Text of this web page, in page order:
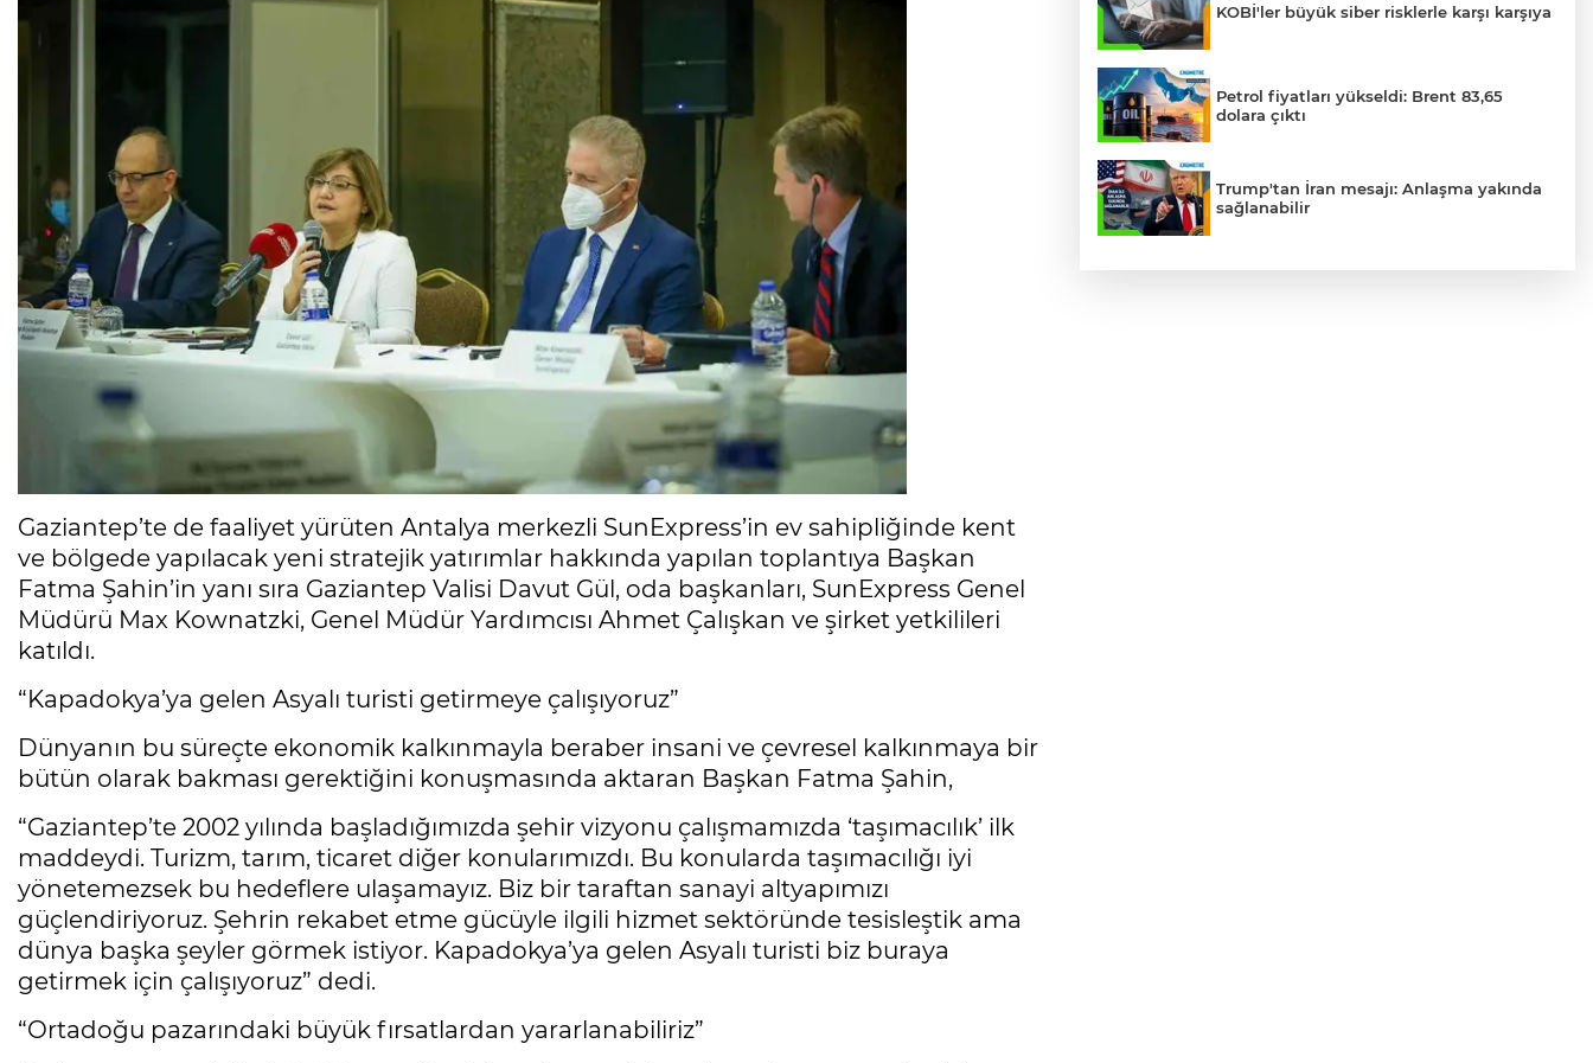
Gaziantep’te de faaliyet yürüten Antalya merkezli SunExpress’in ev sahipliğinde kent
ve bölgede yapılacak yeni stratejik yatırımlar hakkında yapılan toplantıya Başkan
Fatma Şahin’in yanı sıra Gaziantep Valisi Davut Gül, oda başkanları, SunExpress Genel
Müdürü Max Kownatzki, Genel Müdür Yardımcısı Ahmet Çalışkan ve şirket yetkilileri
katıldı.
“Kapadokya’ya gelen Asyalı turisti getirmeye çalışıyoruz”
Dünyanın bu süreçte ekonomik kalkınmayla beraber insani ve çevresel kalkınmaya bir
bütün olarak bakması gerektiğini konuşmasında aktaran Başkan Fatma Şahin,
“Gaziantep’te 2002 yılında başladığımızda şehir vizyonu çalışmamızda ‘taşımacılık’ ilk
maddeydi. Turizm, tarım, ticaret diğer konularımızdı. Bu konularda taşımacılığı iyi
yönetemezsek bu hedeflere ulaşamayız. Biz bir taraftan sanayi altyapımızı
güçlendiriyoruz. Şehrin rekabet etme gücüyle ilgili hizmet sektöründe tesisleştik ama
dünya başka şeyler görmek istiyor. Kapadokya’ya gelen Asyalı turisti biz buraya
getirmek için çalışıyoruz” dedi.
“Ortadoğu pazarındaki büyük fırsatlardan yararlanabiliriz”
KOBİ'ler büyük siber risklerle karşı karşıya
Petrol fiyatları yükseldi: Brent 83,65
dolara çıktı
Trump'tan İran mesajı: Anlaşma yakında
sağlanabilir